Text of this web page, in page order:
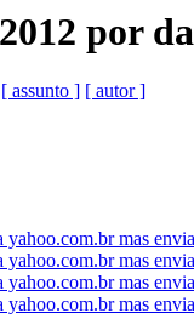
por
[ assunto ] [ autor ]
mas
mas
mas
mas